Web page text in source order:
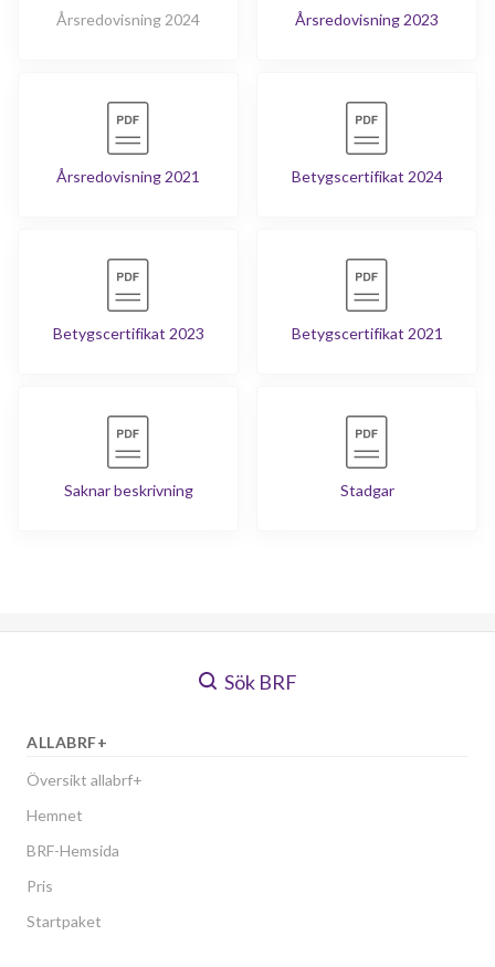
Årsredovisning 2024 Årsredovisning 2023
Årsredovisning 2021 Betygscertifikat 2024
Betygscertifikat 2023 Betygscertifikat 2021
Saknar beskrivning Stadgar
Sök BRF
ALLABRF+
Översikt allabrf+
Hemnet
BRF-Hemsida
Pris
Startpaket